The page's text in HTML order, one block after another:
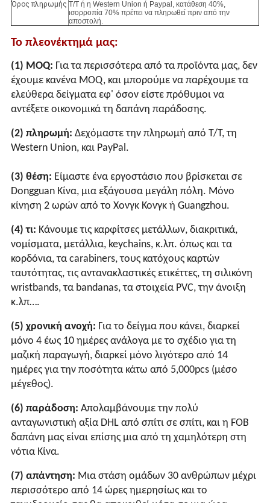
Όρος πληρωμής T/T ή η Western Union ή Paypal, κατάθεση 40%,
ισορροπία 70% πρέπει να πληρωθεί πριν από την
αποστολή.
Το πλεονέκτημά μας:
(1) MOQ: Για τα περισσότερα από τα προϊόντα μας, δεν
έχουμε κανένα MOQ, και μπορούμε να παρέχουμε τα
ελεύθερα δείγματα εφ' όσον είστε πρόθυμοι να
αντέξετε οικονομικά τη δαπάνη παράδοσης.
(2) πληρωμή: Δεχόμαστε την πληρωμή από T/T, τη
Western Union, και PayPal.
(3) θέση: Είμαστε ένα εργοστάσιο που βρίσκεται σε
Dongguan Κίνα, μια εξάγουσα μεγάλη πόλη. Μόνο
κίνηση 2 ωρών από το Χονγκ Κονγκ ή Guangzhou.
(4) τι: Κάνουμε τις καρφίτσες μετάλλων, διακριτικά,
νομίσματα, μετάλλια, keychains, κ.λπ. όπως και τα
κορδόνια, τα carabiners, τους κατόχους καρτών
ταυτότητας, τις αντανακλαστικές ετικέττες, τη σιλικόνη
wristbands, τα bandanas, τα στοιχεία PVC, την άνοιξη
κ.λπ….
(5) χρονική ανοχή: Για το δείγμα που κάνει, διαρκεί
μόνο 4 έως 10 ημέρες ανάλογα με το σχέδιο για τη
μαζική παραγωγή, διαρκεί μόνο λιγότερο από 14
ημέρες για την ποσότητα κάτω από 5,000pcs (μέσο
μέγεθος).
(6) παράδοση: Απολαμβάνουμε την πολύ
ανταγωνιστική αξία DHL από σπίτι σε σπίτι, και η FOB
δαπάνη μας είναι επίσης μια από τη χαμηλότερη στη
νότια Κίνα.
(7) απάντηση: Μια στάση ομάδων 30 ανθρώπων μέχρι
περισσότερο από 14 ώρες ημερησίως και το